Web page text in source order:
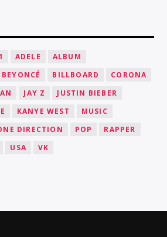
ADELE
ALBUM
BEYONCÉ BILLBOARD
CORONA
JAY Z
JUSTIN BIEBER
KANYE WEST
MUSIC
DIRECTION POP
RAPPER
USA VK